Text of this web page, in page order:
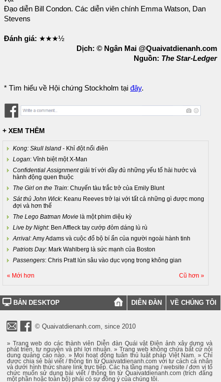
Đạo diễn Bill Condon. Các diễn viên chính Emma Watson, Dan
Stevens
Đánh giá: ★★★½
Dịch: © Ngân Mai @Quaivatdienanh.com
Nguồn: The Star-Ledger
* Tìm hiểu về Hội chứng Stockholm tại đây.
+ XEM THÊM
Kong: Skull Island - Khỉ đột nổi điên
Logan: Vĩnh biệt một X-Man
Confidential Assignmentgiải trí với đầy đủ những yếu tố hài hước và
hành động quen thuộc
The Girl on the Train: Chuyến tàu trắc trở của Emily Blunt
Sát thủ John Wick: Keanu Reeves trở lại với tất cả những gì được mong
đợi và hơn thế
The Lego Batman Movie là một phim diệu kỳ
Live by Night: Ben Affleck tay cướp đỏm dáng lù rù
Arrival: Amy Adams và cuộc đổ bộ bí ẩn của người ngoài hành tinh
Patriots Day: Mark Wahlberg là sức mạnh của Boston
Passengers: Chris Pratt lún sâu vào dục vọng trong không gian
« Mới hơn Cũ hơn »
BẢN DESKTOP DIỄN ĐÀN VỀ CHÚNG TÔI
© Quaivatdienanh.com, since 2010
» Trang web do các thành viên Diễn đàn Quái vật Điện ảnh xây dựng và
phát triển, tự nguyện và phi lợi nhuận. » Trang web không chứa bất cứ nội
dung quảng cáo nào. » Mọi hoạt động tuân thủ luật pháp Việt Nam. » Chỉ
được chia sẻ bài viết / thông tin từ Quaivatdienanh.com với tư cách cá nhân
và dưới hình thức share link trực tiếp. Các hạ tầng mạng / website / đơn vị tổ
chức muốn sử dụng bài viết / thông tin từ Quaivatdienanh.com (trích đăng
một phần hoặc toàn bộ) phải có sự đồng ý của chúng tôi.